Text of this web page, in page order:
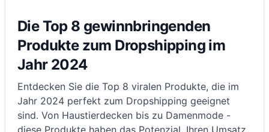
Die Top 8 gewinnbringenden
Produkte zum Dropshipping im
Jahr 2024
Entdecken Sie die Top 8 viralen Produkte, die im
Jahr 2024 perfekt zum Dropshipping geeignet
sind. Von Haustierdecken bis zu Damenmode -